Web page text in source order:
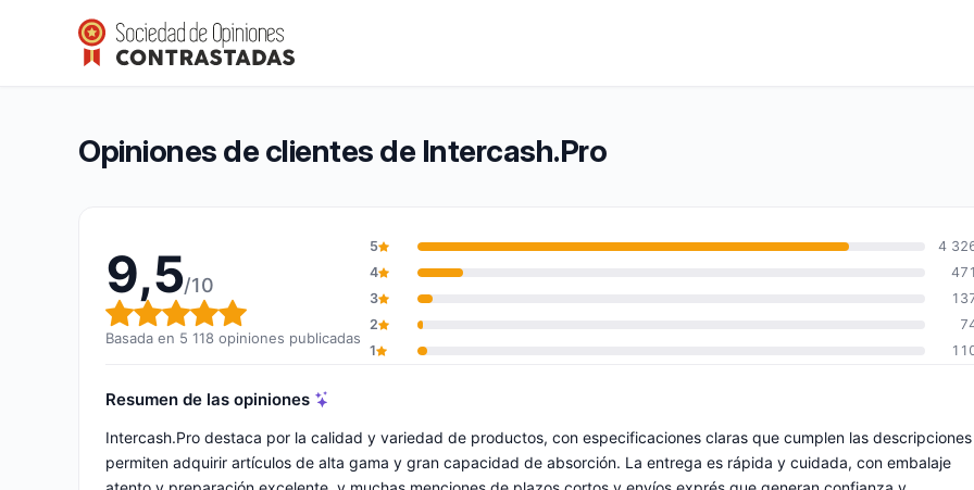
Intercash.Pro
Calificación global: 9,5 de 10
9,5/10(5 118 opiniones)
Opiniones de clientes de Intercash.Pro
9,5/10
Calificación global: 9,5 de 10
Basada en 5 118 opiniones publicadas
5
4
4
471
3
2
1
Resumen de las opiniones
Intercash.Pro destaca por la calidad y variedad de productos, con especificaciones claras que cumplen las
permiten adquirir artículos de alta gama y gran capacidad de absorción. La entrega es rápida y cuidada, con embalaje